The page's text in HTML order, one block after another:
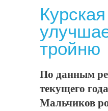
тройню
По данным
текущего
Мальчиков